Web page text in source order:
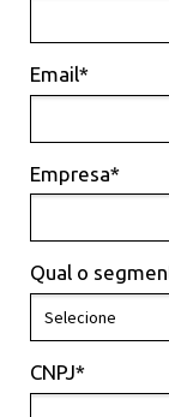
Email*
Empresa*
Qual o
CNPJ*